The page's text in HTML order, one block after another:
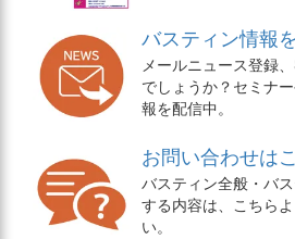
バスティン情報
メールニュース登録
でしょうか？セミナ
報を配信中。
お問い合わせは
バスティン全般・バ
する内容は、こちら
い。